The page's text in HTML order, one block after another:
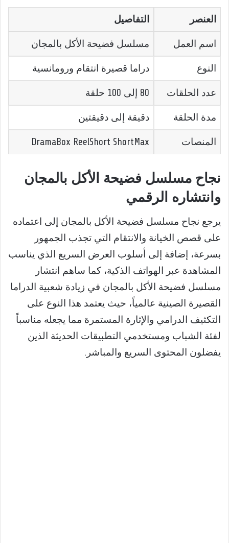
العنصر التفاصيل
اسم العمل مسلسل فضيحة الأكل بالمجان
النوع دراما قصيرة انتقام ورومانسية
عدد الحلقات 80 إلى 100 حلقة
مدة الحلقة دقيقة إلى دقيقتين
المنصات DramaBox ReelShort ShortMax
نجاح مسلسل فضيحة الأكل بالمجان
وانتشاره الرقمي
يرجع نجاح مسلسل فضيحة الأكل بالمجان إلى اعتماده
على قصص الخيانة والانتقام التي تجذب الجمهور
بسرعة، إضافة إلى أسلوب العرض السريع الذي يناسب
المشاهدة عبر الهواتف الذكية، كما ساهم انتشار
مسلسل فضيحة الأكل بالمجان في زيادة شعبية الدراما
القصيرة الصينية عالمياً، حيث يعتمد هذا النوع على
التكثيف الدرامي والإثارة المستمرة مما يجعله مناسباً
لفئة الشباب ومستخدمي التطبيقات الحديثة الذين
يفضلون المحتوى السريع والمباشر.